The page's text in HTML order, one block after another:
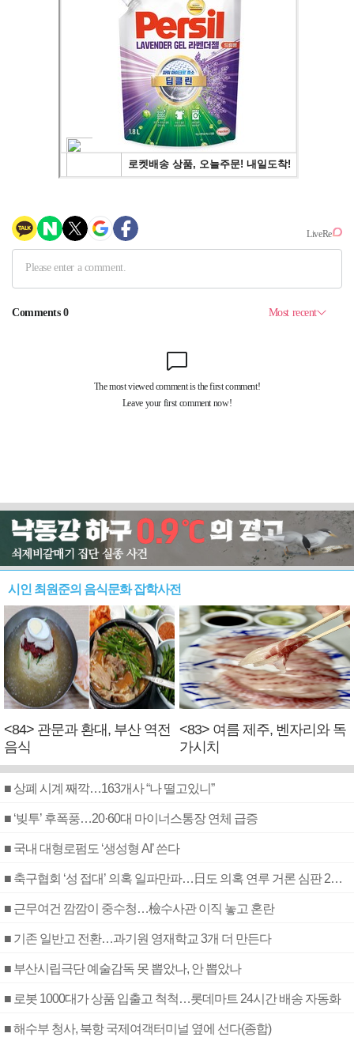
시인 최원준의 음식문화 잡학사전
<84> 관문과 환대, 부산 역전
음식
<83> 여름 제주, 벤자리와 독
가시치
■ 상폐 시계 째깍…163개사 “나 떨고있니”
■ ‘빚투’ 후폭풍…20·60대 마이너스통장 연체 급증
■ 국내 대형로펌도 ‘생성형 AI’ 쓴다
■ 축구협회 ‘성 접대’ 의혹 일파만파…日도 의혹 연루 거론 심판 2명 조사
■ 근무여건 깜깜이 중수청…檢수사관 이직 놓고 혼란
■ 기존 일반고 전환…과기원 영재학교 3개 더 만든다
■ 부산시립극단 예술감독 못 뽑았나, 안 뽑았나
■ 로봇 1000대가 상품 입출고 척척…롯데마트 24시간 배송 자동화
■ 해수부 청사, 북항 국제여객터미널 옆에 선다(종합)